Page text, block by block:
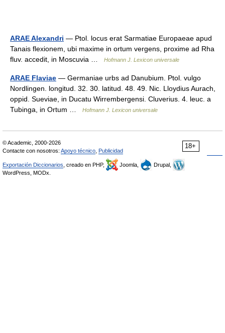
ARAE Alexandri — Ptol. locus erat Sarmatiae Europaeae apud
Tanais flexionem, ubi maxime in ortum vergens, proxime ad Rha
fluv. accedit, in Moscuvia …
Hofmann J. Lexicon universale
ARAE Flaviae — Germaniae urbs ad Danubium. Ptol. vulgo
Nordlingen. longitud. 32. 30. latitud. 48. 49. Nic. Lloydius Aurach,
oppid. Sueviae, in Ducatu Wirrembergensi. Cluverius. 4. leuc. a
Tubinga, in Ortum …
Hofmann J. Lexicon universale
18+
© Academic, 2000-2026
Contacte con nosotros: Apoyo técnico Publicidad
Exportación Diccionarios , creado en PHP, Joomla,
Drupal,
WordPress, MODx.